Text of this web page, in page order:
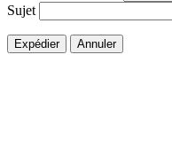
Sujet
Expédier Annuler